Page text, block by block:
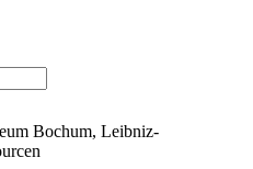
Bochum, Leibniz-